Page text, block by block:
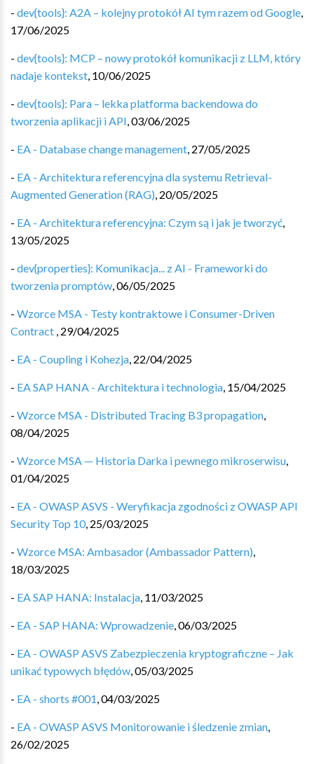
- dev{tools}: A2A – kolejny protokół AI tym razem od Google,
17/06/2025
- dev{tools}: MCP – nowy protokół komunikacji z LLM, który
nadaje kontekst, 10/06/2025
- dev{tools}: Para – lekka platforma backendowa do
tworzenia aplikacji i API,03/06/2025
- EA - Database change management, 27/05/2025
- EA - Architektura referencyjna dla systemu Retrieval-
Augmented Generation (RAG), 20/05/2025
- EA - Architektura referencyjna: Czym są i jak je tworzyć,
13/05/2025
- dev{properties}: Komunikacja... z AI - Frameworki do
tworzenia promptów,06/05/2025
- Wzorce MSA - Testy kontraktowe i Consumer-Driven
Contract , 29/04/2025
- EA - Coupling i Kohezja, 22/04/2025
- EA SAP HANA - Architektura i technologia, 15/04/2025
- Wzorce MSA - Distributed Tracing B3 propagation,
08/04/2025
- Wzorce MSA — Historia Darka i pewnego mikroserwisu,
01/04/2025
- EA - OWASP ASVS - Weryfikacja zgodności z OWASP API
Security Top 10, 25/03/2025
- Wzorce MSA: Ambasador (Ambassador Pattern),
18/03/2025
- EA SAP HANA: Instalacja, 11/03/2025
- EA - SAP HANA: Wprowadzenie,06/03/2025
- EA - OWASP ASVS Zabezpieczenia kryptograficzne – Jak
unikać typowych błędów,05/03/2025
- EA - shorts #001,04/03/2025
- EA - OWASP ASVS Monitorowanie i śledzenie zmian,
26/02/2025